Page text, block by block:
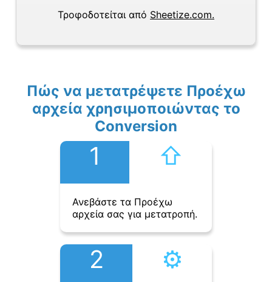
Τροφοδοτείται από Sheetize.com.
Πώς να μετατρέψετε Προέχω
αρχεία χρησιμοποιώντας το
Conversion
1 ⇧︎
Ανεβάστε τα Προέχω
αρχεία σας για μετατροπή.
2 ⚙︎